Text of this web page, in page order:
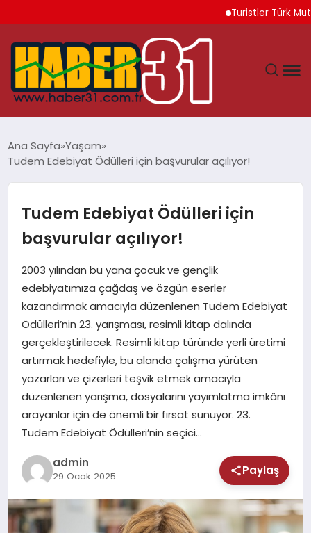
Turistler Türk
YAŞAM
EKONOMI
GÜNDEM
MAGAZIN
SAĞLIK
TEKNOLOJI
Ana Sayfa Yaşam
Tudem Edebiyat Ödülleri için başvurular açılıyor!
Tudem Edebiyat Ödülleri için
başvurular açılıyor!
2003 yılından bu yana çocuk ve gençlik
edebiyatımıza çağdaş ve özgün eserler
kazandırmak amacıyla düzenlenen Tudem Edebiyat
Ödülleri’nin 23. yarışması, resimli kitap dalında
gerçekleştirilecek. Resimli kitap türünde yerli üretimi
artırmak hedefiyle, bu alanda çalışma yürüten
yazarları ve çizerleri teşvik etmek amacıyla
düzenlenen yarışma, dosyalarını yayımlatma imkânı
arayanlar için de önemli bir fırsat sunuyor. 23.
Tudem Edebiyat Ödülleri’nin seçici…
admin
29 Ocak 2025 Paylaş